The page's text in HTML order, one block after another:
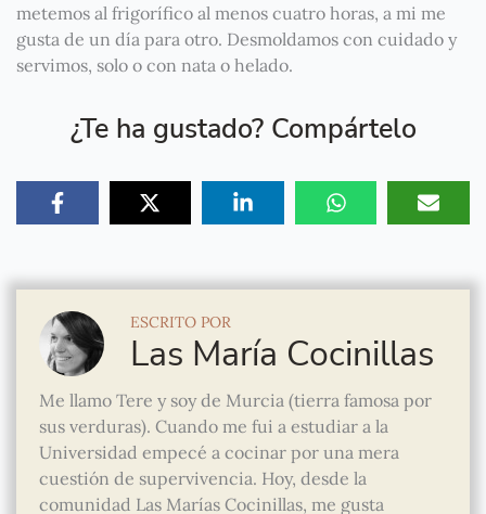
metemos al frigorífico al menos cuatro horas, a mi me
gusta de un día para otro. Desmoldamos con cuidado y
servimos, solo o con nata o helado.
¿Te ha gustado? Compártelo
ESCRITO POR
Las María Cocinillas
Me llamo Tere y soy de Murcia (tierra famosa por
sus verduras). Cuando me fui a estudiar a la
Universidad empecé a cocinar por una mera
cuestión de supervivencia. Hoy, desde la
comunidad Las Marías Cocinillas, me gusta